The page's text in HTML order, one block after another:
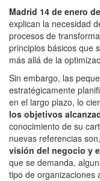
Madrid 14 de enero
explican la necesidad
procesos de
principios básicos que
más allá de la
Sin embargo, las
estratégicamente
en el largo plazo, lo
los objetivos
conocimiento de su
nuevas referencias
visión del negocio y
que se demanda,
tipo de organizaciones